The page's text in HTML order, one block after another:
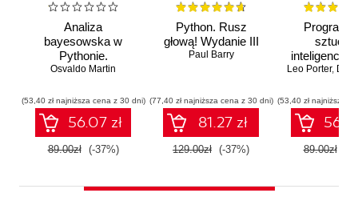
Analiza
bayesowska w
Pythonie.
Praktyczny
modelowaniu
probabilistycznym.
Wydanie III
Osvaldo Martin
(53,40 zł najniższa cena z 30 dni)
56.07 zł
89.00zł (-37%)
Python. Rusz
głową! Wydanie III
Paul Barry
(77,40 zł najniższa cena z 30 dni)
81.27 zł
129.00zł (-37%)
inteligencją.
kod w
GitHub
ChatGPT.
II
Leo Porter,
(53,40 zł najniższa
89.00zł